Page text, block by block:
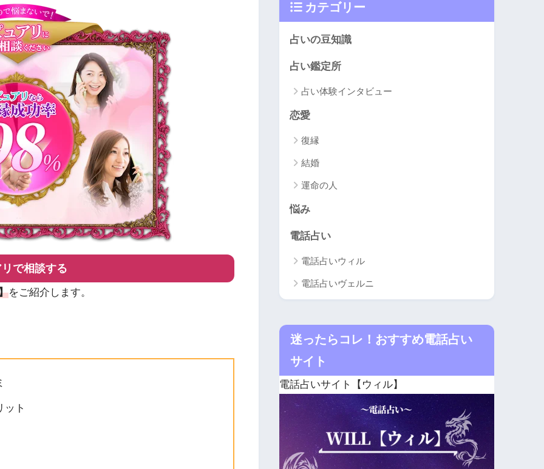
で相談する
をご紹介します。
ット
カテゴリー
占いの豆知識
占い鑑定所
占い体験インタビュー
恋愛
復縁
結婚
運命の人
悩み
電話占い
電話占いウィル
電話占いヴェルニ
迷ったらコレ！おすすめ電話占い
サイト
電話占いサイト【ウィル】